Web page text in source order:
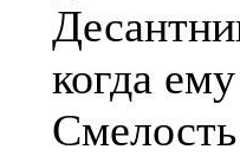
когда